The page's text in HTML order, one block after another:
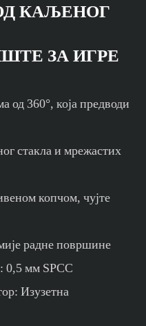
КАЉЕНОГ
ЗА ИГРЕ
од 360°, која предводи
стакла и мрежастих
копчом, чујте
радне површине
0,5 мм SPCC
Изузетна